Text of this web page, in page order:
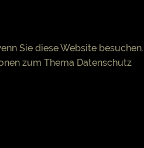
Sie diese Website besuchen.
zum Thema Datenschutz